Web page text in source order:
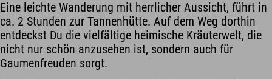
Eine leichte Wanderung mit herrlicher Aussicht, führt in
ca. 2 Stunden zur Tannenhütte. Auf dem Weg dorthin
entdeckst Du die vielfältige heimische Kräuterwelt, die
nicht nur schön anzusehen ist, sondern auch für
Gaumenfreuden sorgt.